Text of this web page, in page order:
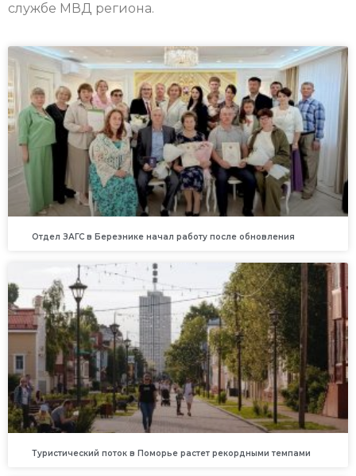
службе МВД региона.
Отдел ЗАГС в Березнике начал работу после обновления
Туристический поток в Поморье растет рекордными темпами